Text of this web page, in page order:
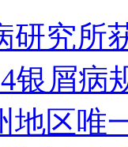
研究所
银屑病
地区唯